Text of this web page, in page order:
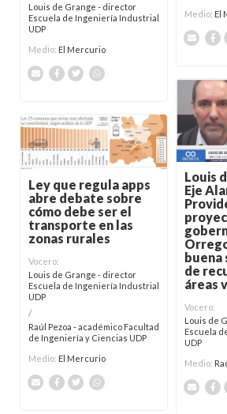
Louis de Grange - director
Escuela de Ingeniería Industrial
UDP
Medio: El Mercurio
Medio: El
Louis
Eje
buena
de
áreas
Vocero:
Louis de
Escuela
UDP
Medio:
Ley que regula apps
abre debate sobre
cómo debe ser el
transporte en las
zonas rurales
Vocero:
Louis de Grange - director
Escuela de Ingeniería Industrial
UDP
/
Raúl Pezoa - académico Facultad
de Ingeniería y Ciencias UDP
Medio: El Mercurio